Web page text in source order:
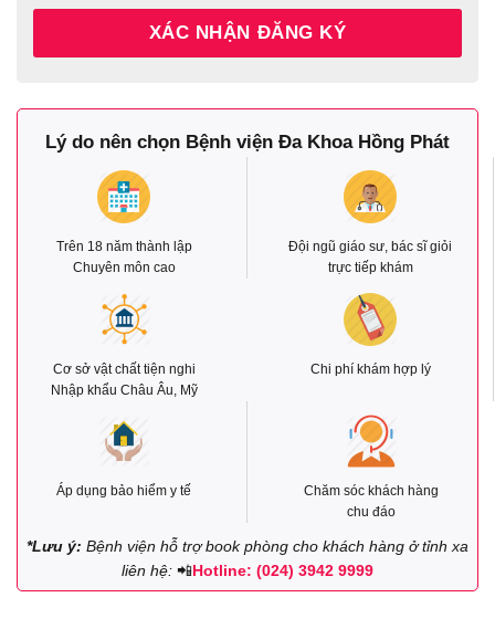
Lý do nên chọn Bệnh viện Đa Khoa Hồng Phát
Trên 18 năm thành lập
Chuyên môn cao
Đội ngũ giáo sư, bác sĩ giỏi
trực tiếp khám
Cơ sở vật chất tiện nghi
Nhập khẩu Châu Âu, Mỹ
Chi phí khám hợp lý
Áp dụng bảo hiểm y tế
Chăm sóc khách hàng
chu đáo
*Lưu ý: Bệnh viện hỗ trợ book phòng cho khách hàng ở tỉnh xa
liên hệ: 📲Hotline: (024) 3942 9999